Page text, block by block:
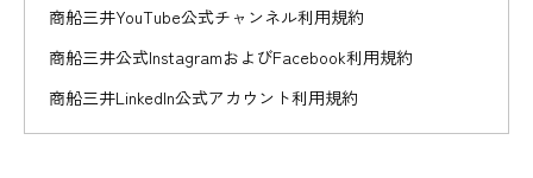
商船三井YouTube公式チャンネル利用規約
商船三井公式InstagramおよびFacebook利用規約
商船三井LinkedIn公式アカウント利用規約